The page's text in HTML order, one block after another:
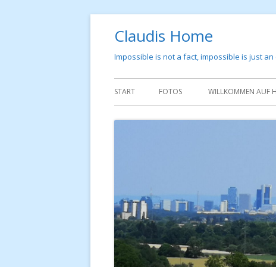
Claudis Home
Impossible is not a fact, impossible is just an
Primäres
Menü
START FOTOS WILLKOMMEN AUF